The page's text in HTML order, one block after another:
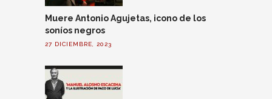
Muere Antonio Agujetas, icono de los
soníos negros
27 DICIEMBRE, 2023